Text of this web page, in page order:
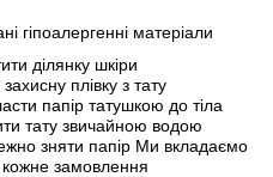
гіпоалергенні матеріали
ділянку шкіри
плівку з тату
папір татушкою до тіла
тату звичайною водою
зняти папір Ми вкладаємо
кожне замовлення